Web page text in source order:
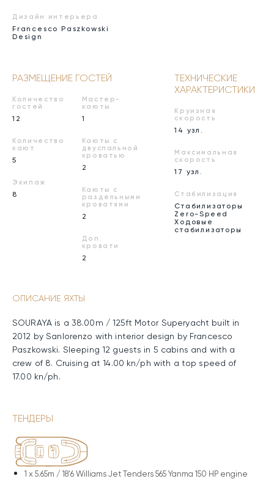
Дизайн интерьера
Francesco Paszkowski
Design
РАЗМЕЩЕНИЕ ГОСТЕЙ
Количество
гостей
12
Количество
кают
5
Экипаж
8
Мастер-
каюты
1
Каюты с
двуспальной
кроватью
2
Каюты с
раздельными
кроватями
2
Доп.
кровати
2
ТЕХНИЧЕСКИЕ
ХАРАКТЕРИСТИКИ
Круизная
скорость
14 узл.
Максимальная
скорость
17 узл.
Стабилизация
Стабилизаторы
Zero-Speed
Ходовые
стабилизаторы
ОПИСАНИЕ ЯХТЫ
SOURAYA is a 38.00m / 125ft Motor Superyacht built in
2012 by Sanlorenzo with interior design by Francesco
Paszkowski. Sleeping 12 guests in 5 cabins and with a
crew of 8. Cruising at 14.00 kn/ph with a top speed of
17.00 kn/ph.
ТЕНДЕРЫ
1 x 5.65m / 18'6 Williams Jet Tenders 565 Yanma 150 HP engine